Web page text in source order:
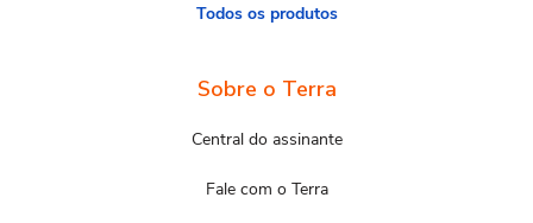
Todos os produtos
Sobre o Terra
Central do assinante
Fale com o Terra